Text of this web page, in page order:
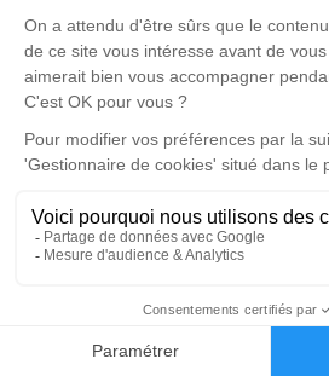
Faire-part
Un service de plantation d’arbre
ici.
mardi 28 novembre 2023
Église Sacré Coeur de